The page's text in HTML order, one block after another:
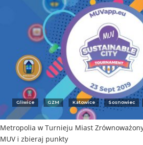
Gliwice GZM Katowice Sosnowiec
Metropolia w Turnieju Miast
MUV i zbieraj punkty